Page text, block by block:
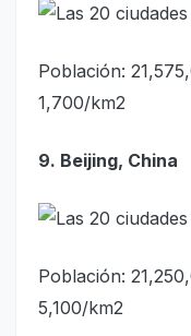
Población:
1,700/km2
9. Beijing, China
Población:
5,100/km2